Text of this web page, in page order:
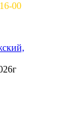
16-00